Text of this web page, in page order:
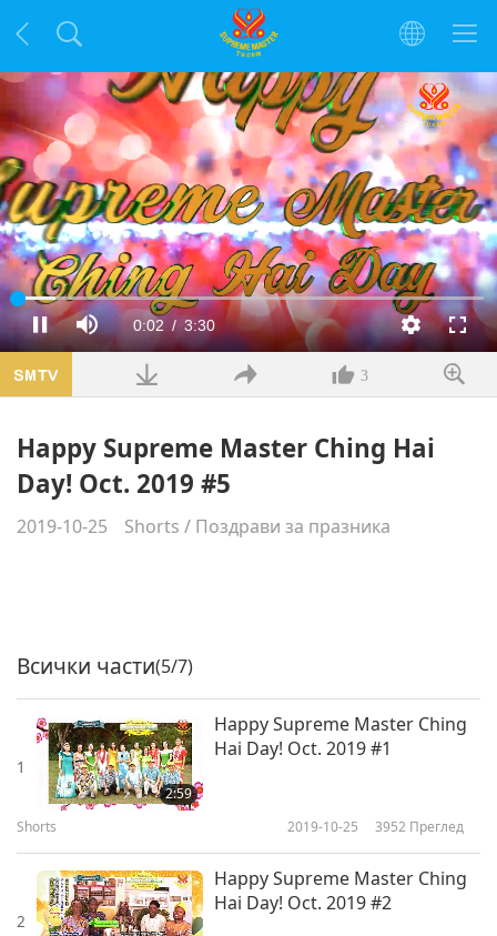
ПаузаБез
звук
Текущо
време
0:02 / Продължителност
3:30
Заредено:
9.06%
КачествоЦял
3
Happy Supreme Master Ching Hai
Day! Oct. 2019 #5
2019-10-25 Shorts / Поздрави за празника
Всички части(5/7)
1
2:59
Happy Supreme Master Ching
Hai Day! Oct. 2019 #1
Shorts 2019-10-25 3952 Преглед
2
Happy Supreme Master Ching
Hai Day! Oct. 2019 #2